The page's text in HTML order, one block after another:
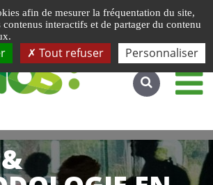
afin de mesurer la fréquentation du site,
interactifs et de partager du contenu
Tout refuser Personnaliser